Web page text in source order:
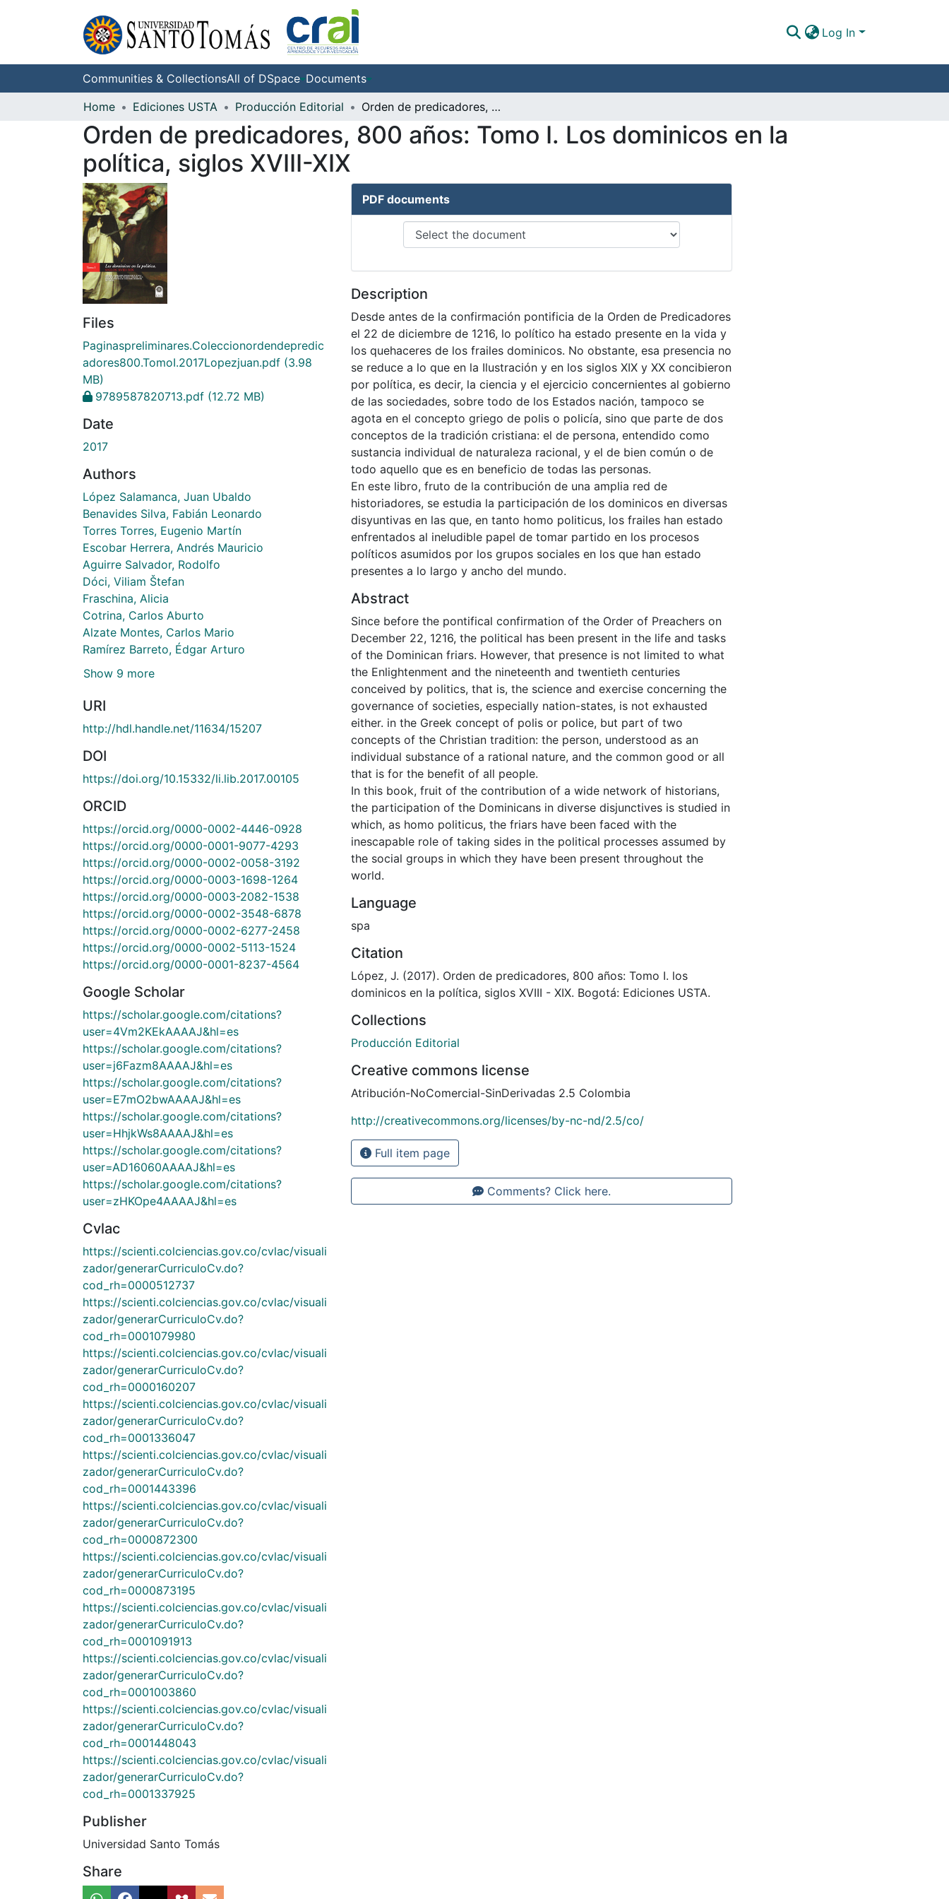
Log In
Communities & CollectionsAll of DSpace Documents
Home
Ediciones USTA Producción Editorial Orden de predicadores, 800 años: Tomo I. Los dominicos en la política, siglos XVIII-XIX
Orden de predicadores, 800 años: Tomo I. Los dominicos en la
política, siglos XVIII-XIX
Files
Paginaspreliminares.Coleccionordendepredic
adores800.TomoI.2017Lopezjuan.pdf (3.98
MB)
9789587820713.pdf (12.72 MB)
Date
2017
Authors
López Salamanca, Juan Ubaldo
Benavides Silva, Fabián Leonardo
Torres Torres, Eugenio Martín
Escobar Herrera, Andrés Mauricio
Aguirre Salvador, Rodolfo
Dóci, Viliam Štefan
Fraschina, Alicia
Cotrina, Carlos Aburto
Alzate Montes, Carlos Mario
Ramírez Barreto, Édgar Arturo
Show 9 more
URI
http://hdl.handle.net/11634/15207
DOI
https://doi.org/10.15332/li.lib.2017.00105
ORCID
https://orcid.org/0000-0002-4446-0928
https://orcid.org/0000-0001-9077-4293
https://orcid.org/0000-0002-0058-3192
https://orcid.org/0000-0003-1698-1264
https://orcid.org/0000-0003-2082-1538
https://orcid.org/0000-0002-3548-6878
https://orcid.org/0000-0002-6277-2458
https://orcid.org/0000-0002-5113-1524
https://orcid.org/0000-0001-8237-4564
Google Scholar
https://scholar.google.com/citations?
user=4Vm2KEkAAAAJ&hl=es
https://scholar.google.com/citations?
user=j6Fazm8AAAAJ&hl=es
https://scholar.google.com/citations?
user=E7mO2bwAAAAJ&hl=es
https://scholar.google.com/citations?
user=HhjkWs8AAAAJ&hl=es
https://scholar.google.com/citations?
user=AD16060AAAAJ&hl=es
https://scholar.google.com/citations?
user=zHKOpe4AAAAJ&hl=es
Cvlac
https://scienti.colciencias.gov.co/cvlac/visuali
zador/generarCurriculoCv.do?
cod_rh=0000512737
https://scienti.colciencias.gov.co/cvlac/visuali
zador/generarCurriculoCv.do?
cod_rh=0001079980
https://scienti.colciencias.gov.co/cvlac/visuali
zador/generarCurriculoCv.do?
cod_rh=0000160207
https://scienti.colciencias.gov.co/cvlac/visuali
zador/generarCurriculoCv.do?
cod_rh=0001336047
https://scienti.colciencias.gov.co/cvlac/visuali
zador/generarCurriculoCv.do?
cod_rh=0001443396
https://scienti.colciencias.gov.co/cvlac/visuali
zador/generarCurriculoCv.do?
cod_rh=0000872300
https://scienti.colciencias.gov.co/cvlac/visuali
zador/generarCurriculoCv.do?
cod_rh=0000873195
https://scienti.colciencias.gov.co/cvlac/visuali
zador/generarCurriculoCv.do?
cod_rh=0001091913
https://scienti.colciencias.gov.co/cvlac/visuali
zador/generarCurriculoCv.do?
cod_rh=0001003860
https://scienti.colciencias.gov.co/cvlac/visuali
zador/generarCurriculoCv.do?
cod_rh=0001448043
https://scienti.colciencias.gov.co/cvlac/visuali
zador/generarCurriculoCv.do?
cod_rh=0001337925
Publisher
Universidad Santo Tomás
Share
PDF documents
Description
Desde antes de la confirmación pontificia de la Orden de Predicadores
el 22 de diciembre de 1216, lo político ha estado presente en la vida y
los quehaceres de los frailes dominicos. No obstante, esa presencia no
se reduce a lo que en la Ilustración y en los siglos XIX y XX concibieron
por política, es decir, la ciencia y el ejercicio concernientes al gobierno
de las sociedades, sobre todo de los Estados nación, tampoco se
agota en el concepto griego de polis o policía, sino que parte de dos
conceptos de la tradición cristiana: el de persona, entendido como
sustancia individual de naturaleza racional, y el de bien común o de
todo aquello que es en beneficio de todas las personas.
En este libro, fruto de la contribución de una amplia red de
historiadores, se estudia la participación de los dominicos en diversas
disyuntivas en las que, en tanto homo politicus, los frailes han estado
enfrentados al ineludible papel de tomar partido en los procesos
políticos asumidos por los grupos sociales en los que han estado
presentes a lo largo y ancho del mundo.
Abstract
Since before the pontifical confirmation of the Order of Preachers on
December 22, 1216, the political has been present in the life and tasks
of the Dominican friars. However, that presence is not limited to what
the Enlightenment and the nineteenth and twentieth centuries
conceived by politics, that is, the science and exercise concerning the
governance of societies, especially nation-states, is not exhausted
either. in the Greek concept of polis or police, but part of two
concepts of the Christian tradition: the person, understood as an
individual substance of a rational nature, and the common good or all
that is for the benefit of all people.
In this book, fruit of the contribution of a wide network of historians,
the participation of the Dominicans in diverse disjunctives is studied in
which, as homo politicus, the friars have been faced with the
inescapable role of taking sides in the political processes assumed by
the social groups in which they have been present throughout the
world.
Language
spa
Citation
López, J. (2017). Orden de predicadores, 800 años: Tomo I. los
dominicos en la política, siglos XVIII - XIX. Bogotá: Ediciones USTA.
Collections
Producción Editorial
Creative commons license
Atribución-NoComercial-SinDerivadas 2.5 Colombia
http://creativecommons.org/licenses/by-nc-nd/2.5/co/
Full item page
Comments? Click here.